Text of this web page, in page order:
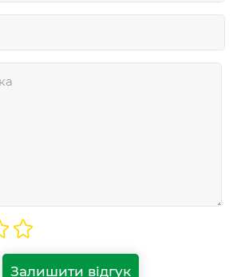
Залишити відгук